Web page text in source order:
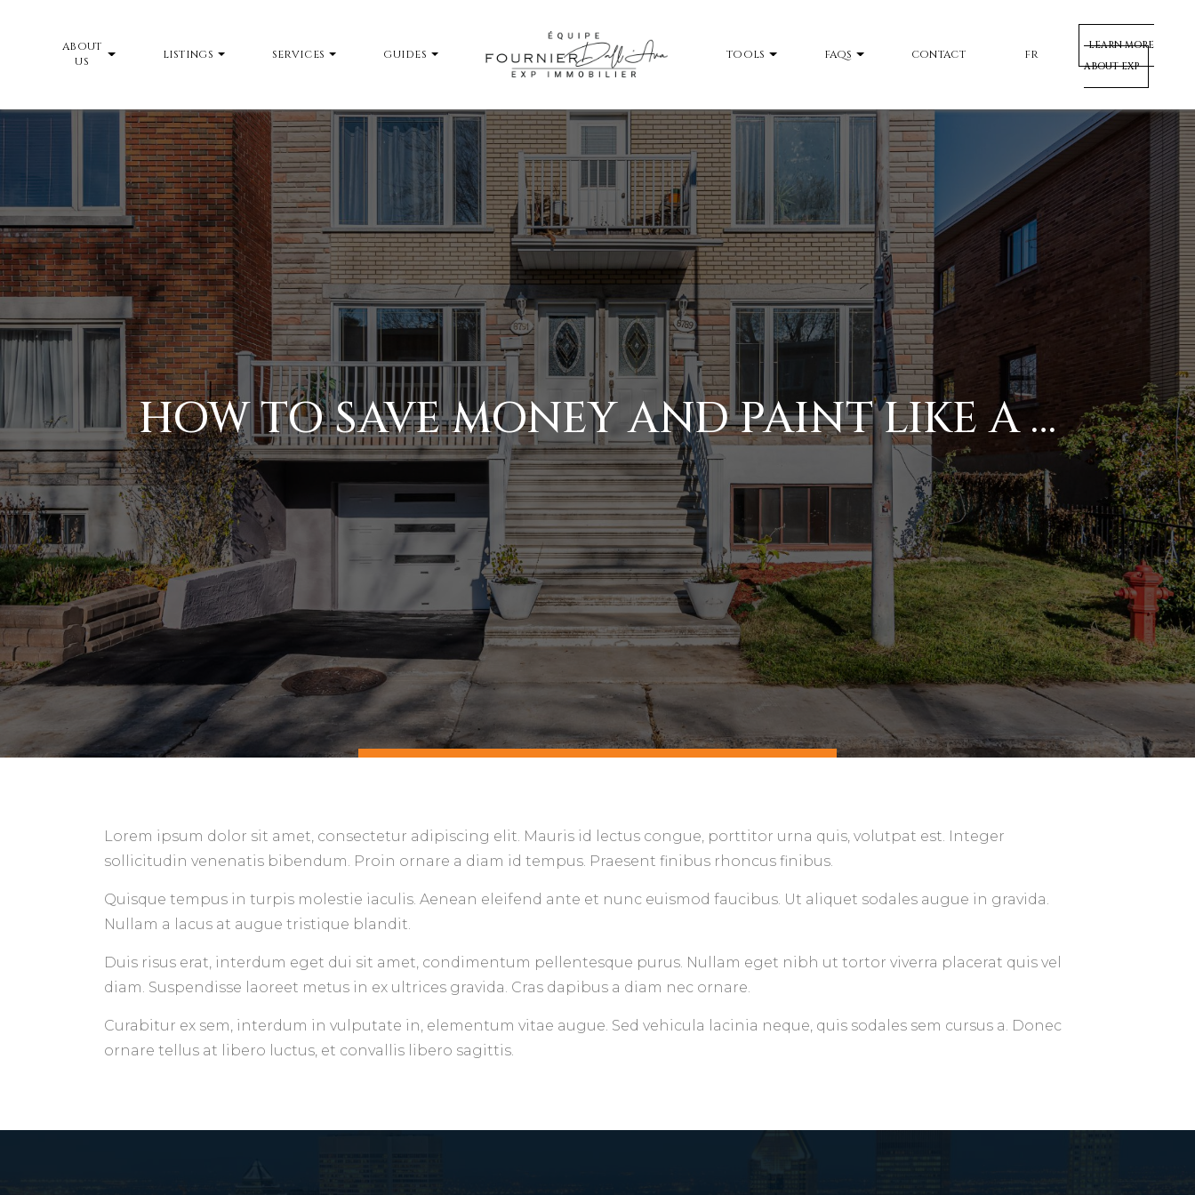
ABOUT
US
LISTINGS SERVICES GUIDES TOOLS FAQS CONTACT FR
LEARN MORE
ABOUT EXP
HOW TO SAVE MONEY AND PAINT LIKE A …
Lorem ipsum dolor sit amet, consectetur adipiscing elit. Mauris id lectus congue, porttitor urna quis, volutpat est. Integer
sollicitudin venenatis bibendum. Proin ornare a diam id tempus. Praesent finibus rhoncus finibus.
Quisque tempus in turpis molestie iaculis. Aenean eleifend ante et nunc euismod faucibus. Ut aliquet sodales augue in gravida.
Nullam a lacus at augue tristique blandit.
Duis risus erat, interdum eget dui sit amet, condimentum pellentesque purus. Nullam eget nibh ut tortor viverra placerat quis vel
diam. Suspendisse laoreet metus in ex ultrices gravida. Cras dapibus a diam nec ornare.
Curabitur ex sem, interdum in vulputate in, elementum vitae augue. Sed vehicula lacinia neque, quis sodales sem cursus a. Donec
ornare tellus at libero luctus, et convallis libero sagittis.